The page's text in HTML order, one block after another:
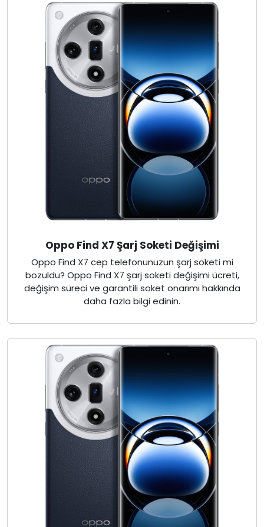
Oppo Find X7 Şarj Soketi Değişimi
Oppo Find X7 cep telefonunuzun şarj soketi mi
bozuldu? Oppo Find X7 şarj soketi değişimi ücreti,
değişim süreci ve garantili soket onarımı hakkında
daha fazla bilgi edinin.